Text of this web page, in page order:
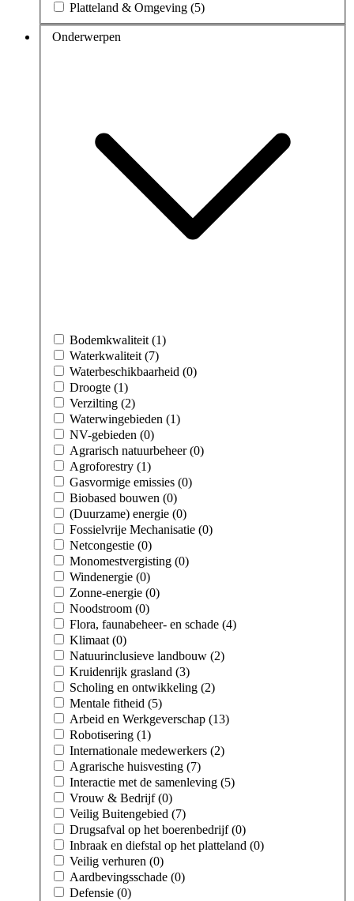
Platteland & Omgeving (5)
Onderwerpen
Bodemkwaliteit (1)
Waterkwaliteit (7)
Waterbeschikbaarheid (0)
Droogte (1)
Verzilting (2)
Waterwingebieden (1)
NV-gebieden (0)
Agrarisch natuurbeheer (0)
Agroforestry (1)
Gasvormige emissies (0)
Biobased bouwen (0)
(Duurzame) energie (0)
Fossielvrije Mechanisatie (0)
Netcongestie (0)
Monomestvergisting (0)
Windenergie (0)
Zonne-energie (0)
Noodstroom (0)
Flora, faunabeheer- en schade (4)
Klimaat (0)
Natuurinclusieve landbouw (2)
Kruidenrijk grasland (3)
Scholing en ontwikkeling (2)
Mentale fitheid (5)
Arbeid en Werkgeverschap (13)
Robotisering (1)
Internationale medewerkers (2)
Agrarische huisvesting (7)
Interactie met de samenleving (5)
Vrouw & Bedrijf (0)
Veilig Buitengebied (7)
Drugsafval op het boerenbedrijf (0)
Inbraak en diefstal op het platteland (0)
Veilig verhuren (0)
Aardbevingsschade (0)
Defensie (0)